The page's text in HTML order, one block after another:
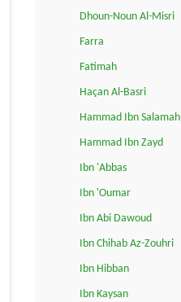
Dhoun-Noun Al-Misri
Farra
Fatimah
Haçan Al-Basri
Hammad Ibn Salamah
Hammad Ibn Zayd
Ibn 'Abbas
Ibn 'Oumar
Ibn Abi Dawoud
Ibn Chihab Az-Zouhri
Ibn Hibban
Ibn Kaysan